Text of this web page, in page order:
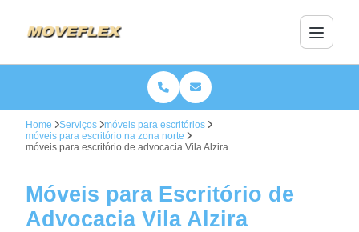
Home Serviços
móveis para escritórios
móveis para escritório na zona norte
móveis para escritório de advocacia Vila Alzira
Móveis para Escritório de
Advocacia Vila Alzira